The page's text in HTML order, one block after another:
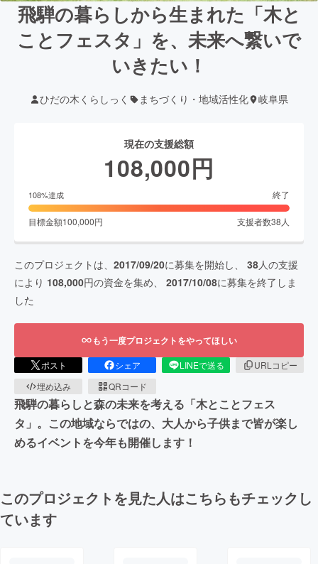
飛騨の暮らしから生まれた「木と
ことフェスタ」を、未来へ繋いで
いきたい！
ひだの木くらしっく まちづくり・地域活性化 岐阜県
現在の支援総額
108,000円
108%達成 終了
目標金額100,000円 支援者数38 人
このプロジェクトは、 2017/09/20に募集を開始し、 38人の支援
により 108,000円の資金を集め、 2017/10/08に募集を終了しま
した
もう一度プロジェクトをやってほしい
ポスト シェア LINEで送る
URLコピー
埋め込み
QRコード
飛騨の暮らしと森の未来を考える「木とことフェス
タ」。この地域ならではの、大人から子供まで皆が楽し
めるイベントを今年も開催します！
このプロジェクトを見た人はこちらもチェックし
ています